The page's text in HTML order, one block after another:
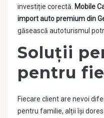
investiție corectă. Mobile
import auto premium din
găsească autoturismul
Soluții
pentru
Fiecare client are nevoi
pentru familie, alții își